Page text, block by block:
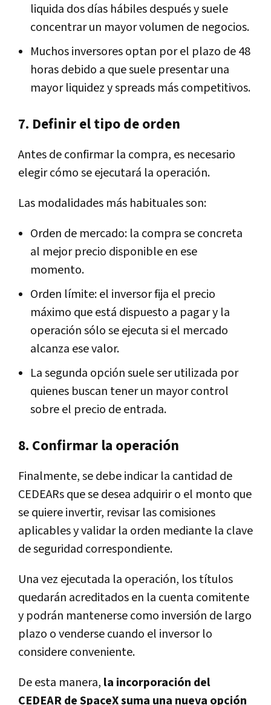
liquida dos días hábiles después y suele
concentrar un mayor volumen de negocios.
Muchos inversores optan por el plazo de 48
horas debido a que suele presentar una
mayor liquidez y spreads más competitivos.
7. Definir el tipo de orden
Antes de confirmar la compra, es necesario
elegir cómo se ejecutará la operación.
Las modalidades más habituales son:
Orden de mercado: la compra se concreta
al mejor precio disponible en ese
momento.
Orden límite: el inversor fija el precio
máximo que está dispuesto a pagar y la
operación sólo se ejecuta si el mercado
alcanza ese valor.
La segunda opción suele ser utilizada por
quienes buscan tener un mayor control
sobre el precio de entrada.
8. Confirmar la operación
Finalmente, se debe indicar la cantidad de
CEDEARs que se desea adquirir o el monto que
se quiere invertir, revisar las comisiones
aplicables y validar la orden mediante la clave
de seguridad correspondiente.
Una vez ejecutada la operación, los títulos
quedarán acreditados en la cuenta comitente
y podrán mantenerse como inversión de largo
plazo o venderse cuando el inversor lo
considere conveniente.
De esta manera, la incorporación del
CEDEAR de SpaceX suma una nueva opción